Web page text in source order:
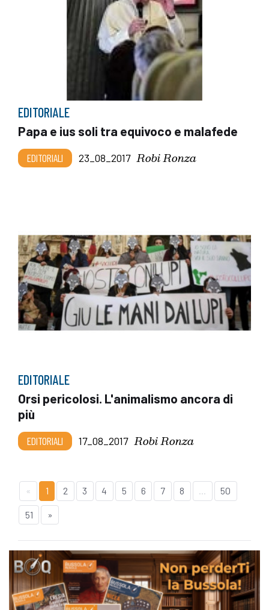
EDITORIALE
Papa e ius soli tra equivoco e malafede
EDITORIALI 23_08_2017 Robi Ronza
EDITORIALE
Orsi pericolosi. L'animalismo ancora di
più
EDITORIALI 17_08_2017 Robi Ronza
« 1 2 3 4 5 6 7 8 ... 50
51 »